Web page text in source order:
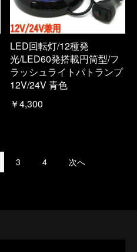
LED回転灯/12種発
光/LED60発搭載円筒型/フ
ラッシュライトパトランプ
12V/24V 青色
￥4,300
3 4 次へ